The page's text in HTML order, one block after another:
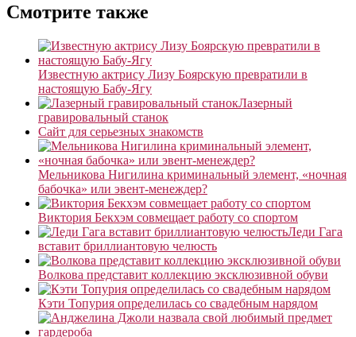
Смотрите также
Известную актрису Лизу Боярскую превратили в
настоящую Бабу-Ягу
Лазерный
гравировальный станок
Сайт для серьезных знакомств
Мельникова Нигилина криминальный элемент, «ночная
бабочка» или эвент-менеждер?
Виктория Бекхэм совмещает работу со спортом
Леди Гага
вставит бриллиантовую челюсть
Волкова представит коллекцию эксклюзивной обуви
Кэти Топурия определилась со свадебным нарядом